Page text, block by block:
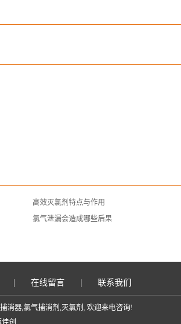
高效灭氯剂特点与作用
氯气泄漏会造成哪些后果
在线留言 联系我们
消器,氯气捕消剂 ,灭氯剂 , 欢迎来电咨询!
创